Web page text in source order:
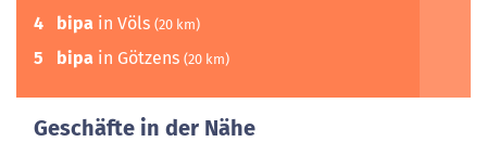
4 bipa in Völs (20 km)
5 bipa in Götzens (20 km)
Geschäfte in der Nähe